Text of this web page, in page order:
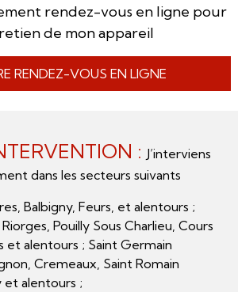
rendez-vous en ligne pour
de mon appareil
RENDEZ-VOUS EN LIGNE
: J’interviens
dans les secteurs suivants
Balbigny, Feurs, et alentours ;
Pouilly Sous Charlieu, Cours
et alentours ; Saint Germain
Cremeaux, Saint Romain
et alentours ;